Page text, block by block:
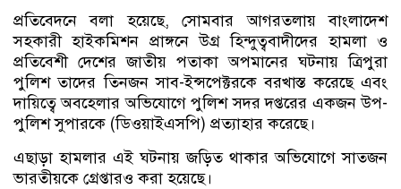
প্রতিবেদনে বলা হয়েছে, সোমবার আগরতলায় বাংলাদেশ
সহকারী হাইকমিশন প্রাঙ্গনে উগ্র হিন্দুত্ববাদীদের হামলা ও
প্রতিবেশী দেশের জাতীয় পতাকা অপমানের ঘটনায় ত্রিপুরা
পুলিশ তাদের তিনজন সাব-ইন্সপেক্টরকে বরখাস্ত করেছে এবং
দায়িত্বে অবহেলার অভিযোগে পুলিশ সদর দপ্তরের একজন উপ-
পুলিশ সুপারকে (ডিওয়াইএসপি) প্রত্যাহার করেছে।
এছাড়া হামলার এই ঘটনায় জড়িত থাকার অভিযোগে সাতজন
ভারতীয়কে গ্রেপ্তারও করা হয়েছে।